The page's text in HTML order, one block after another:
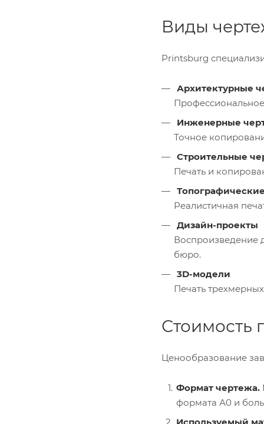
Виды
Printsburg
Архитектурные
Инженерные
Точное
Строительные
Печать и
Реалистичная
Дизайн-проекты
Воспроизведение
бюро.
3D-модели
Печать
Стоимость
Ценообразование
Формат чертежа.
формата А0 и